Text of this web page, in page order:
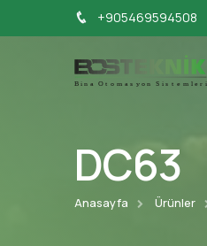
+905469594508
DC63
Anasayfa Ürünler